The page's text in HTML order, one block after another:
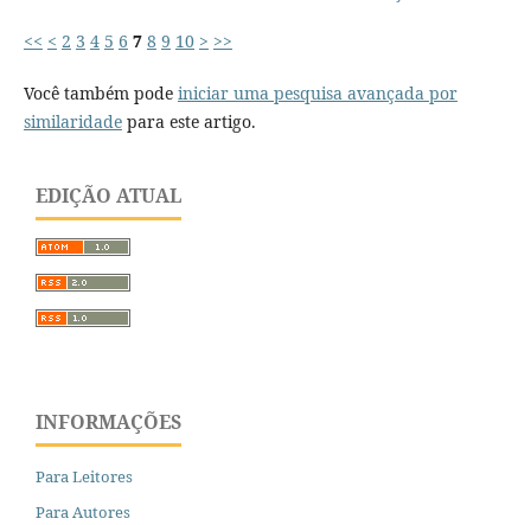
<< < 2 3 4 5 6 7 8 9 10 > >>
Você também pode iniciar uma pesquisa avançada por
similaridadepara este artigo.
EDIÇÃO ATUAL
INFORMAÇÕES
Para Leitores
Para Autores